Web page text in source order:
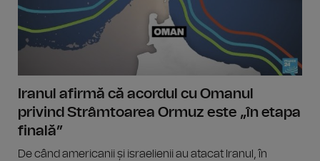
Iranul afirmă că acordul cu Omanul
privind Strâmtoarea Ormuz este „în etapa
finală”
De când americanii și israelienii au atacat Iranul, în